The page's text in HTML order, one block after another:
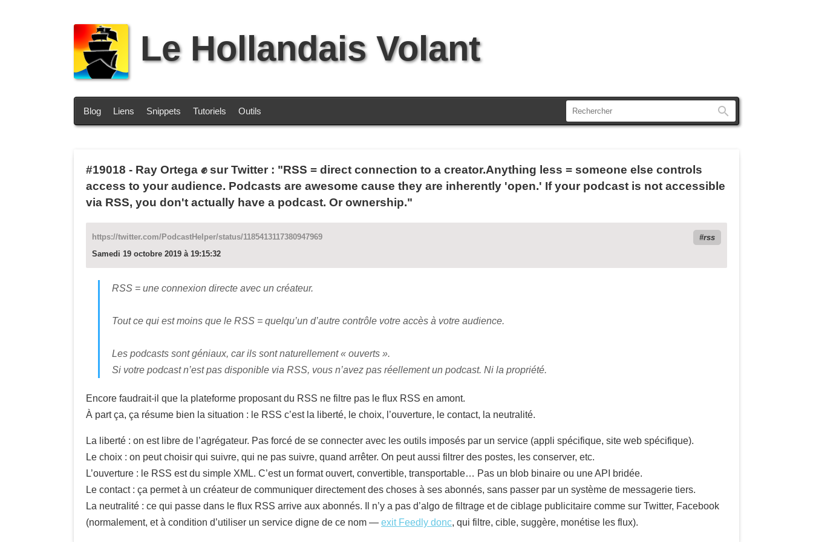
Le Hollandais Volant
Blog Liens Snippets Tutoriels Outils
#19018 - Ray Ortega ✊ sur Twitter : "RSS = direct connection to a creator.Anything less = someone else controls
access to your audience. Podcasts are awesome cause they are inherently 'open.' If your podcast is not accessible
via RSS, you don't actually have a podcast. Or ownership."
https://twitter.com/PodcastHelper/status/1185413117380947969
rss
Samedi 19 octobre 2019 à 19:15:32
RSS = une connexion directe avec un créateur.
Tout ce qui est moins que le RSS = quelqu’un d’autre contrôle votre accès à votre audience.
Les podcasts sont géniaux, car ils sont naturellement « ouverts ».
Si votre podcast n’est pas disponible via RSS, vous n’avez pas réellement un podcast. Ni la propriété.
Encore faudrait-il que la plateforme proposant du RSS ne filtre pas le flux RSS en amont.
À part ça, ça résume bien la situation : le RSS c’est la liberté, le choix, l’ouverture, le contact, la neutralité.
La liberté : on est libre de l’agrégateur. Pas forcé de se connecter avec les outils imposés par un service (appli spécifique, site web spécifique).
Le choix : on peut choisir qui suivre, qui ne pas suivre, quand arrêter. On peut aussi filtrer des postes, les conserver, etc.
L’ouverture : le RSS est du simple XML. C’est un format ouvert, convertible, transportable… Pas un blob binaire ou une API bridée.
Le contact : ça permet à un créateur de communiquer directement des choses à ses abonnés, sans passer par un système de messagerie tiers.
La neutralité : ce qui passe dans le flux RSS arrive aux abonnés. Il n’y a pas d’algo de filtrage et de ciblage publicitaire comme sur Twitter, Facebook
(normalement, et à condition d’utiliser un service digne de ce nom — exit Feedly donc, qui filtre, cible, suggère, monétise les flux).